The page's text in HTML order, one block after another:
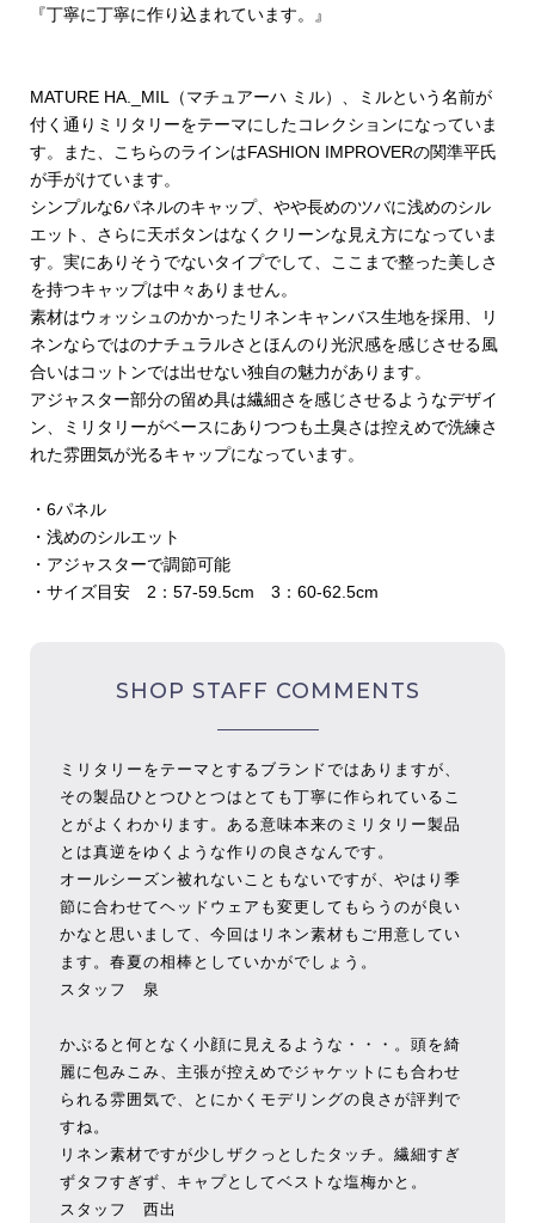
『丁寧に丁寧に作り込まれています。』
MATURE HA._MIL（マチュアーハ ミル）、ミルという名前が
付く通りミリタリーをテーマにしたコレクションになっていま
す。また、こちらのラインはFASHION IMPROVERの関準平氏
が手がけています。
シンプルな6パネルのキャップ、やや長めのツバに浅めのシル
エット、さらに天ボタンはなくクリーンな見え方になっていま
す。実にありそうでないタイプでして、ここまで整った美しさ
を持つキャップは中々ありません。
素材はウォッシュのかかったリネンキャンバス生地を採用、リ
ネンならではのナチュラルさとほんのり光沢感を感じさせる風
合いはコットンでは出せない独自の魅力があります。
アジャスター部分の留め具は繊細さを感じさせるようなデザイ
ン、ミリタリーがベースにありつつも土臭さは控えめで洗練さ
れた雰囲気が光るキャップになっています。
・6パネル
・浅めのシルエット
・アジャスターで調節可能
・サイズ目安 2：57-59.5cm 3：60-62.5cm
SHOP STAFF COMMENTS
ミリタリーをテーマとするブランドではありますが、
その製品ひとつひとつはとても丁寧に作られているこ
とがよくわかります。ある意味本来のミリタリー製品
とは真逆をゆくような作りの良さなんです。
オールシーズン被れないこともないですが、やはり季
節に合わせてヘッドウェアも変更してもらうのが良い
かなと思いまして、今回はリネン素材もご用意してい
ます。春夏の相棒としていかがでしょう。
スタッフ 泉
かぶると何となく小顔に見えるような・・・。頭を綺
麗に包みこみ、主張が控えめでジャケットにも合わせ
られる雰囲気で、とにかくモデリングの良さが評判で
すね。
リネン素材ですが少しザクっとしたタッチ。繊細すぎ
ずタフすぎず、キャプとしてベストな塩梅かと。
スタッフ 西出